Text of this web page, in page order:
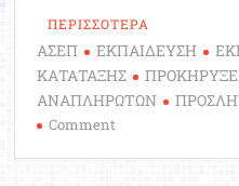
ΠΕΡΙΣΣΟΤΕΡΑ
ΑΣΕΠ ΕΚΠΑΙΔΕΥΣΗ
ΚΑΤΑΤΑΞΗΣ
ΑΝΑΠΛΗΡΩΤΩΝ
Comment